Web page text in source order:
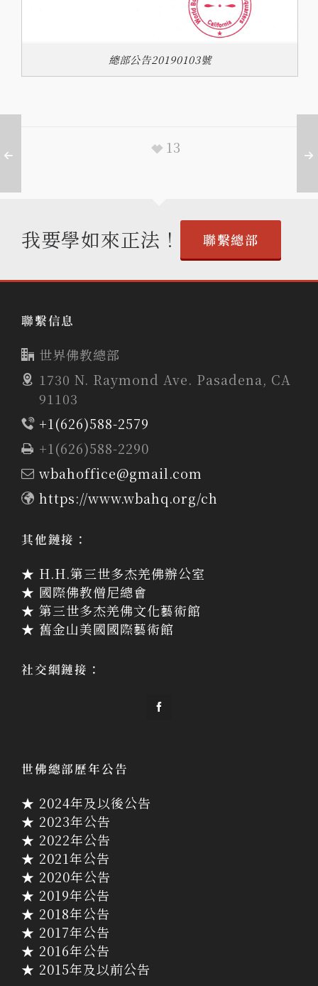
總部公告20190103號
13
我要學如來正法！ 聯繫總部
聯繫信息
世界佛教總部
1730 N. Raymond Ave. Pasadena, CA
91103
+1(626)588-2579
+1(626)588-2290
wbahoffice@gmail.com
https://www.wbahq.org/ch
其他鏈接：
★ H.H.第三世多杰羌佛辦公室
★ 國際佛教僧尼總會
★ 第三世多杰羌佛文化藝術館
★ 舊金山美國國際藝術館
社交網鏈接：
世佛總部歷年公告
★ 2024年及以後公告
★ 2023年公告
★ 2022年公告
★ 2021年公告
★ 2020年公告
★ 2019年公告
★ 2018年公告
★ 2017年公告
★ 2016年公告
★ 2015年及以前公告